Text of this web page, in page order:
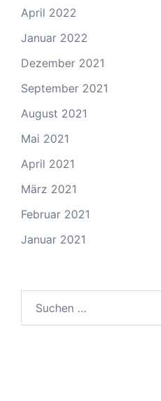
April 2022
Januar 2022
Dezember 2021
September 2021
August 2021
Mai 2021
April 2021
März 2021
Februar 2021
Januar 2021